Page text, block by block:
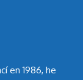
en 1986, he